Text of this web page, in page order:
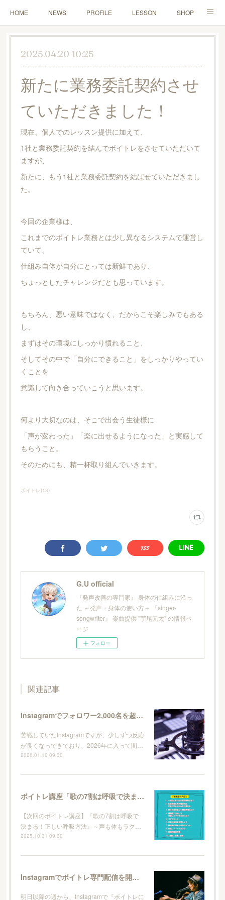
HOME NEWS PROFILE LESSON SHOP
CONTACT
2025.04.20 10:25
新たに業務委託契約させ
ていただきました！
現在、個人でのレッスン提供に加えて、
1社と業務委託契約を結んでボイトレをさせていただいて
ますが、
新たに、もう1社と業務委託契約を結ばせていただきまし
た。
今回の企業様は、
これまでのボイトレ業務とは少し異なるシステムで運営し
ていて、
仕組み自体が自分にとっては新鮮であり、
ちょっとしたチャレンジだとも思っています。
もちろん、悪い意味ではなく、だからこそ楽しみでもある
し、
まずはその環境にしっかり慣れること、
そしてその中で「自分にできること」をしっかりやってい
くことを
意識して向き合っていこうと思います。
何より大切なのは、そこで出会う生徒様に
「声が変わった」「楽に出せるようになった」と実感して
もらうこと。
そのためにも、精一杯取り組んでいきます。
ボイトレ(13)
G.U official
『発声改善の専門家』 身体の仕組みに沿っ
た ～発声・身体の使い方～ 『singer-
songwriter』 楽曲提供 "宇尾元太" の情報ペ
ージ
フォロー
関連記事
Instagramでフォロワー2,000名を超えました！
苦戦していたInstagramですが、少しずつ反応
が良くなってきており、2026年に入って間…
2026.01.10 09:30
ボイトレ講座「歌の7割は呼吸で決まる！正しい呼吸方法」開催します！
【次回のボイトレ講座】『歌の7割は呼吸で
決まる！正しい呼吸方法』～声も体もラク…
2025.10.31 09:30
Instagramでボイトレ専門配信を開始します！
明日以降の週から、Instagramで『ボイトレに